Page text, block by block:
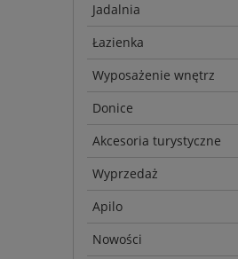
Jadalnia
Łazienka
Wyposażenie wnętrz
Donice
Akcesoria turystyczne
Wyprzedaż
Apilo
Nowości